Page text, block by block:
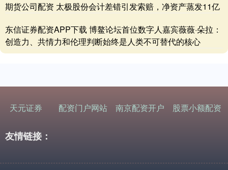
期货公司配资 太极股份会计差错引发索赔，净资产蒸发11亿
东信证券配资APP下载 博鳌论坛首位数字人嘉宾薇薇·朵拉：
创造力、共情力和伦理判断始终是人类不可替代的核心
天元证券 配资门户网站 南京配资开户 股票小额配资
友情链接：